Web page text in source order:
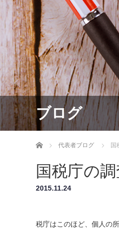
ブログ
ホーム 代表者ブログ 国
国税庁の
2015.11.24
税庁はこのほど、個人の